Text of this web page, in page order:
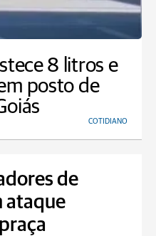
8 litros e
posto de
COTIDIANO
de
ataque